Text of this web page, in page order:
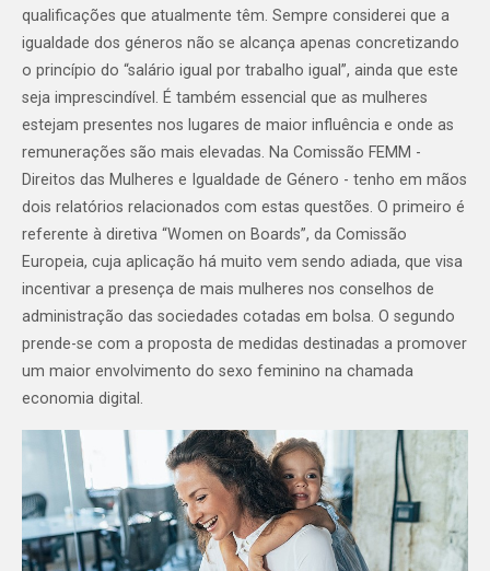
qualificações que atualmente têm. Sempre considerei que a
igualdade dos géneros não se alcança apenas concretizando
o princípio do “salário igual por trabalho igual”, ainda que este
seja imprescindível. É também essencial que as mulheres
estejam presentes nos lugares de maior influência e onde as
remunerações são mais elevadas. Na Comissão FEMM -
Direitos das Mulheres e Igualdade de Género - tenho em mãos
dois relatórios relacionados com estas questões. O primeiro é
referente à diretiva “Women on Boards”, da Comissão
Europeia, cuja aplicação há muito vem sendo adiada, que visa
incentivar a presença de mais mulheres nos conselhos de
administração das sociedades cotadas em bolsa. O segundo
prende-se com a proposta de medidas destinadas a promover
um maior envolvimento do sexo feminino na chamada
economia digital.